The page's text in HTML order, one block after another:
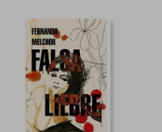
5%
dcto.